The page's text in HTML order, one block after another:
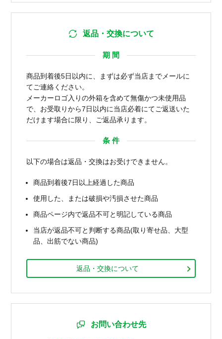
返品・交換について
期 間
商品到着後5日以内に、まずは必ず当店までメールに
てご連絡ください。
メーカーロゴ入りの外箱を含めて無傷かつ未使用品
で、お受取りから7日以内に当店必着にてご返送いた
だけます場合に限り、ご返品承ります。
条 件
以下の場合は返品・交換はお受けできません。
商品到着後7日以上経過した商品
使用した、または破損や汚損させた商品
商品ページ内で返品不可と明記している商品
当店が返品不可と判断する商品(取り寄せ品、大型
品、出筋でない商品)
返品・交換について
お問い合わせ先